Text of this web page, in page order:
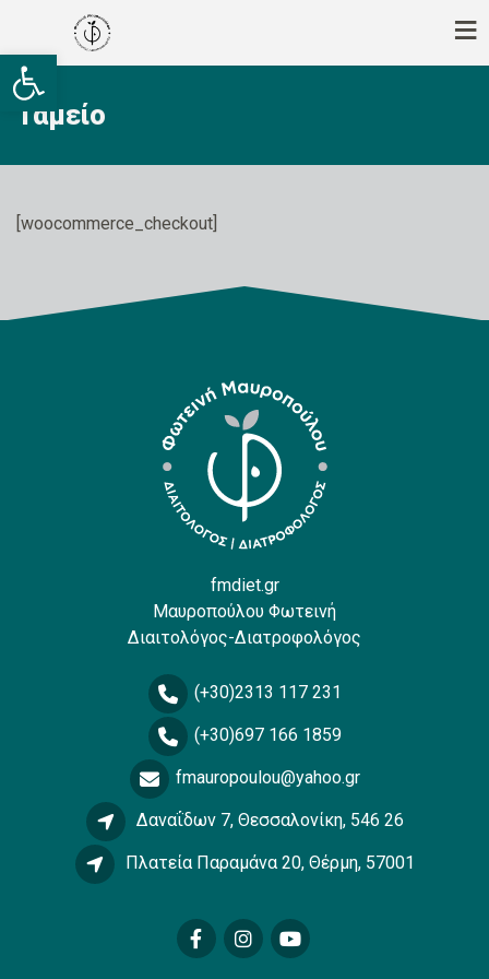
Ανοίξτε τη γραμμή εργαλείων
Ταμείο
[woocommerce_checkout]
fmdiet.gr
Μαυροπούλου Φωτεινή
Διαιτολόγος-Διατροφολόγος
(+30)2313 117 231
(+30)697 166 1859
fmauropoulou@yahoo.gr
Δαναΐδων 7, Θεσσαλονίκη, 546 26
Πλατεία Παραμάνα 20, Θέρμη, 57001